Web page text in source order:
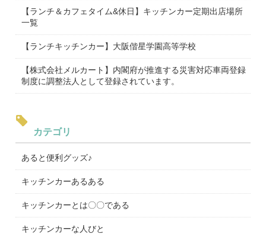
【ランチ＆カフェタイム&休日】キッチンカー定期出店場所
一覧
【ランチキッチンカー】大阪偕星学園高等学校
【株式会社メルカート】内閣府が推進する災害対応車両登録
制度に調整法人として登録されています。
カテゴリ
あると便利グッズ♪
キッチンカーあるある
キッチンカーとは〇〇である
キッチンカーな人びと